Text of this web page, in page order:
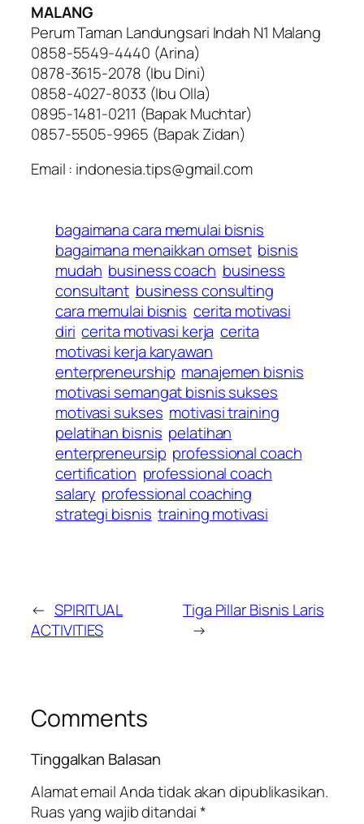
MALANG
Perum Taman Landungsari Indah N1 Malang
0858-5549-4440 (Arina)
0878-3615-2078 (Ibu Dini)
0858-4027-8033 (Ibu Olla)
0895-1481-0211 (Bapak Muchtar)
0857-5505-9965 (Bapak Zidan)
Email : indonesia.tips@gmail.com
bagaimana cara memulai bisnis
bagaimana menaikkan omset bisnis
mudah business coach business
consultant business consulting
cara memulai bisnis cerita motivasi
diri cerita motivasi kerja cerita
motivasi kerja karyawan
enterpreneurship manajemen bisnis
motivasi semangat bisnis sukses
motivasi sukses motivasi training
pelatihan bisnis pelatihan
enterpreneursip professional coach
certification professional coach
salary professional coaching
strategi bisnis training motivasi
← SPIRITUAL
ACTIVITIES
Tiga Pillar Bisnis Laris
→
Comments
Tinggalkan Balasan
Alamat email Anda tidak akan dipublikasikan.
Ruas yang wajib ditandai*